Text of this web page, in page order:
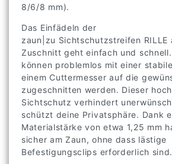
8/6/8 mm).
Das Einfädeln der
zaun|zu Sichtschutzstreifen RILLE
Zuschnitt geht einfach und
können problemlos mit einer
einem Cuttermesser auf die
zugeschnitten werden. Dieser
Sichtschutz verhindert
schützt deine Privatsphäre. Dank
Materialstärke von etwa 1,25 mm
sicher am Zaun, ohne dass lästige
Befestigungsclips erforderlich sind.